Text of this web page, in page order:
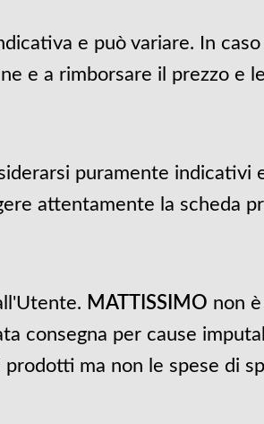
e può variare. In
e a rimborsare il prezzo e
puramente
attentamente la scheda
MATTISSIMO non
consegna per cause
ma non le spese di